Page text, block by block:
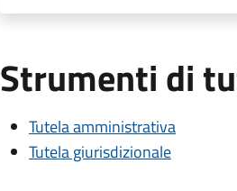
Strumenti di
Tutela amministrativa
Tutela giurisdizionale